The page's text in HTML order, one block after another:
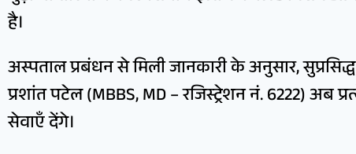
है।
अस्पताल प्रबंधन से मिली जानकारी के अनुसार,
प्रशांत पटेल (MBBS, MD – रजिस्ट्रेशन नं. 6222) अब
सेवाएँ देंगे।